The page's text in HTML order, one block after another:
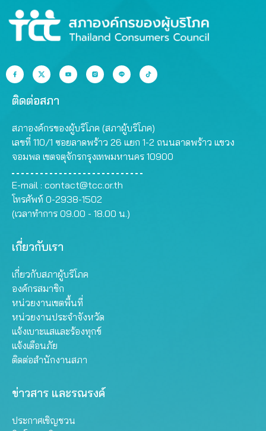
ติดต่อสภา
สภาองค์กรของผู้บริโภค (สภาผู้บริโภค)
เลขที่ 110/1 ซอยลาดพร้าว 26 แยก 1-2 ถนนลาดพร้าว แขวง
จอมพล เขตจตุจักรกรุงเทพมหานคร 10900
E-mail : contact@tcc.or.th
โทรศัพท์ 0-2938-1502
(เวลาทำการ 09.00 - 18.00 น.)
เกี่ยวกับเรา
เกี่ยวกับสภาผู้บริโภค
องค์กรสมาชิก
หน่วยงานเขตพื้นที่
หน่วยงานประจำจังหวัด
แจ้งเบาะแสและร้องทุกข์
แจ้งเตือนภัย
ติดต่อสำนักงานสภา
ข่าวสาร และรณรงค์
ประกาศเชิญชวน